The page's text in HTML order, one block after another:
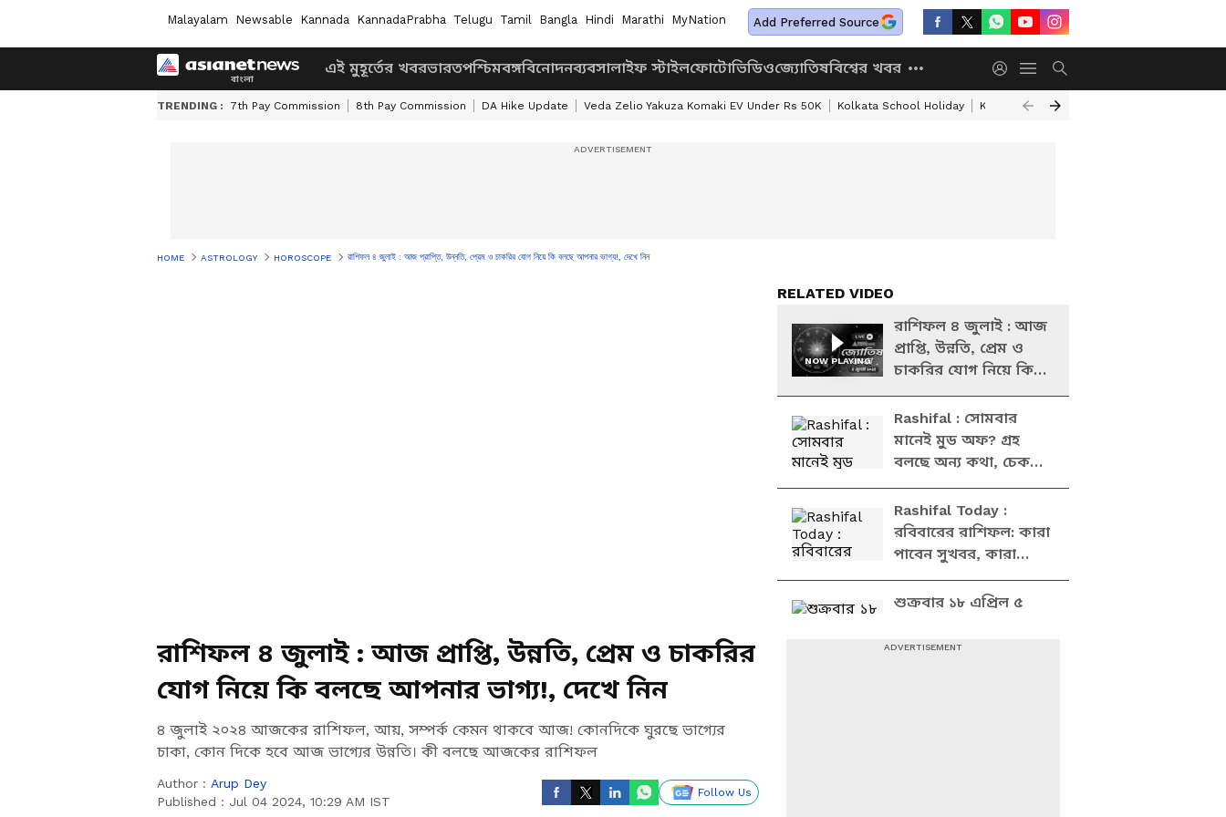
Malayalam Newsable Kannada KannadaPrabha Telugu Tamil Bangla Hindi Marathi MyNation Add Preferred Source
এই মুহূর্তের খবরভারতপশ্চিমবঙ্গবিনোদনব্যবসালাইফ স্টাইলফোটোভিডিওজ্যোতিষবিশ্বের খবর
TRENDING : 7th Pay Commission 8th Pay Commission DA Hike Update Veda Zelio Yakuza Komaki EV Under Rs 50K Kolkata School Holiday Kolkata Weather Update
HOME ASTROLOGY HOROSCOPE রাশিফল ৪ জুলাই : আজ প্রাপ্তি, উন্নতি, প্রেম ও চাকরির যোগ নিয়ে কি বলছে আপনার ভাগ্য!, দেখে নিন
রাশিফল ৪ জুলাই : আজ প্রাপ্তি, উন্নতি, প্রেম ও চাকরির
যোগ নিয়ে কি বলছে আপনার ভাগ্য!, দেখে নিন
৪ জুলাই ২০২৪ আজকের রাশিফল, আয়, সম্পর্ক কেমন থাকবে আজ! কোনদিকে ঘুরছে ভাগ্যের
চাকা, কোন দিকে হবে আজ ভাগ্যের উন্নতি। কী বলছে আজকের রাশিফল
Author : Arup Dey
Published : Jul 04 2024, 10:29 AM IST
Follow Us
RELATED VIDEO
NOW PLAYING
রাশিফল ৪ জুলাই : আজ
প্রাপ্তি, উন্নতি, প্রেম ও
চাকরির যোগ নিয়ে কি
বলছে আপনার ভাগ্য!,
দেখে নিন
Rashifal : সোমবার
মানেই মুড অফ? গ্রহ
বলছে অন্য কথা, চেক
করুন আজকের রাশিফল
Rashifal Today :
রবিবারের রাশিফল: কারা
পাবেন সুখবর, কারা
থাকবেন চাপে? জেনে নিন
বিশদে
শুক্রবার ১৮ এপ্রিল ৫
আশঙ্কা, জেনে নিন